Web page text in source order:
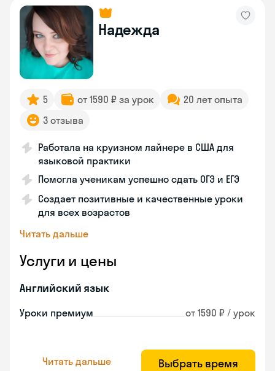
Надежда
5 от 1590 ₽ за урок
20 лет опыта
3 отзыва
Работала на круизном лайнере в США для
языковой практики
Помогла ученикам успешно сдать ОГЭ и ЕГЭ
Создает позитивные и качественные уроки
для всех возрастов
Читать дальше
Услуги и цены
Английский язык
Уроки премиум от 1590 ₽ / урок
Читать дальше Выбрать время